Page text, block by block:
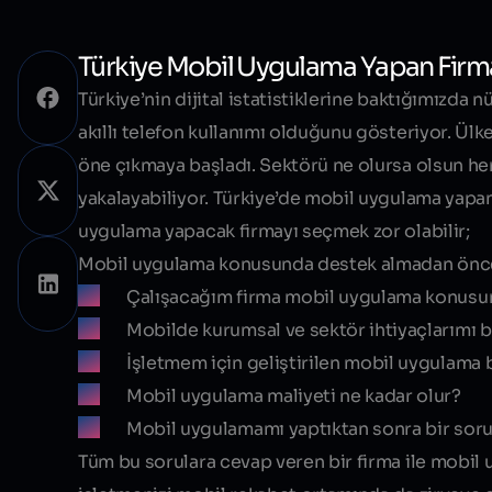
Türkiye Mobil Uygulama Yapan
Türkiye’nin dijital istatistiklerine baktığımızda
akıllı telefon kullanımı olduğunu gösteriyor.
öne çıkmaya başladı. Sektörü ne olursa olsun
yakalayabiliyor. Türkiye’de mobil uygulama
uygulama yapacak firmayı seçmek zor olabilir;
Mobil uygulama konusunda destek almadan
Çalışacağım firma mobil uygulama
Mobilde kurumsal ve sektör ihtiyaçlarımı
İşletmem için geliştirilen mobil uygulama
Mobil uygulama maliyeti ne kadar olur?
Mobil uygulamamı yaptıktan sonra bir
Tüm bu sorulara cevap veren bir firma ile mobil